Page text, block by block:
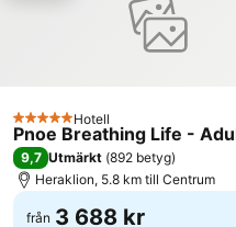
5 StjärnorHotell
Pnoe Breathing Life -
9,7 Utmärkt (892 betyg)
Heraklion, 5.8 km till Centrum
från 3 688 kr